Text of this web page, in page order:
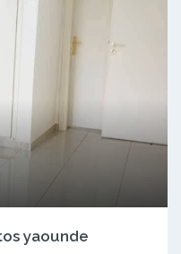
yaounde